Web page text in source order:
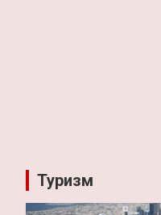
Туризм